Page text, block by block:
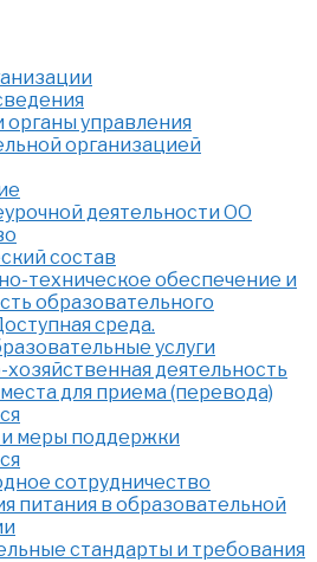
органы управления
организацией
деятельности ОО
состав
техническое обеспечение и
образовательного
среда.
услуги
деятельность
для приема (перевода)
меры поддержки
сотрудничество
питания в образовательной
стандарты и требования